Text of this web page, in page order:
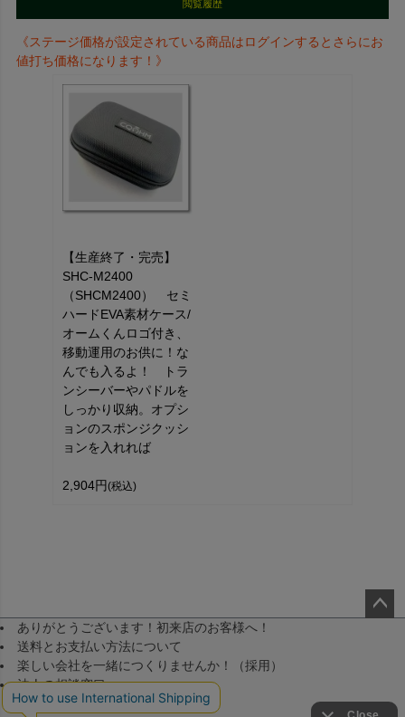
閲覧履歴
《ステージ価格が設定されている商品はログインするとさらにお
値打ち価格になります！》
【生産終了・完売】
SHC-M2400
（SHCM2400） セミ
ハードEVA素材ケース/
オームくんロゴ付き、
移動運用のお供に！な
んでも入るよ！ トラ
ンシーバーやパドルを
しっかり収納。オプシ
ョンのスポンジクッシ
ョンを入れれば
2,904円 (税込)
ありがとうございます！初来店のお客様へ！
送料とお支払い方法について
楽しい会社を一緒につくりませんか！（採用）
法人の相談窓口